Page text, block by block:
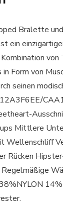
Bralette
ein
von
Form von
seinen
Mittlere
Wellenschliff
Rücken